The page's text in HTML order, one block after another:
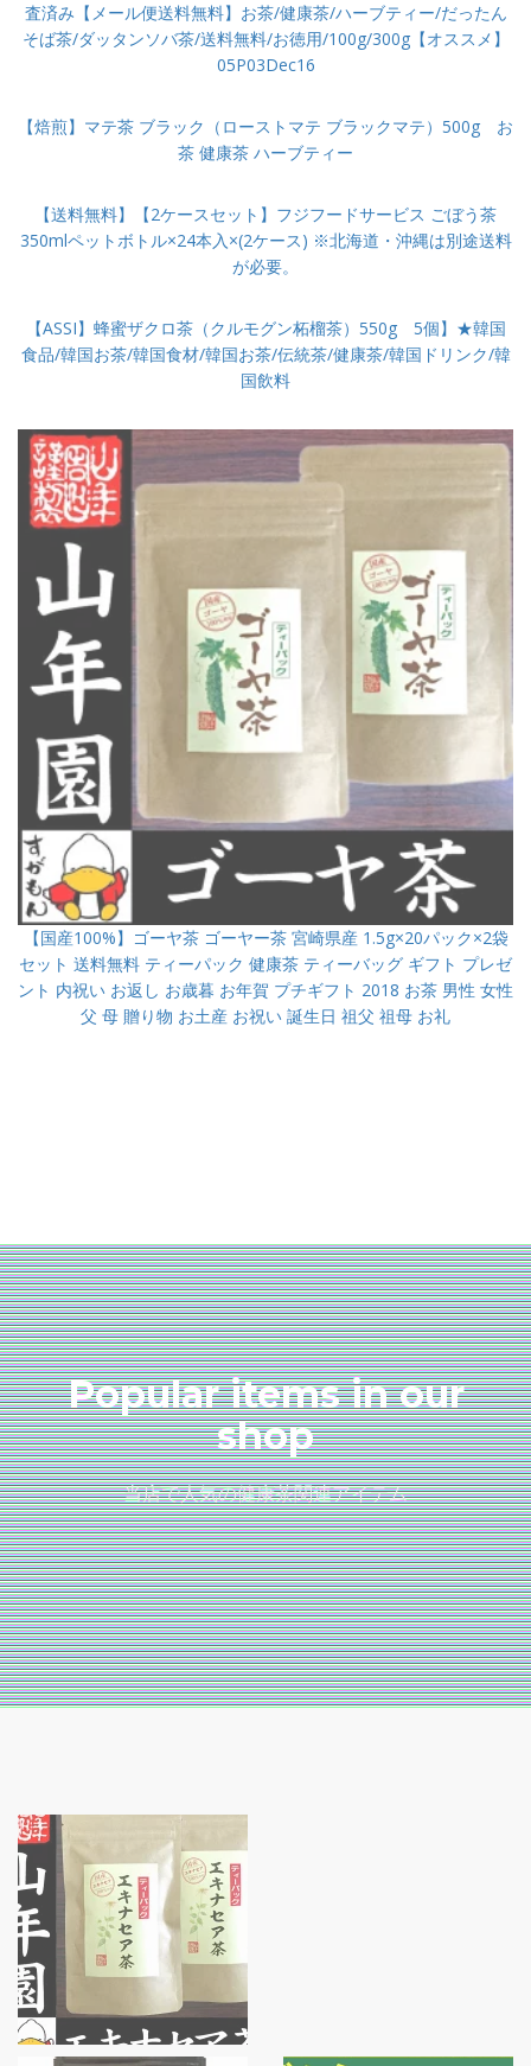
査済み【メール便送料無料】お茶/健康茶/ハーブティー/だったん
そば茶/ダッタンソバ茶/送料無料/お徳用/100g/300g【オススメ】
05P03Dec16
【焙煎】マテ茶 ブラック（ローストマテ ブラックマテ）500g お
茶 健康茶 ハーブティー
【送料無料】【2ケースセット】フジフードサービス ごぼう茶
350mlペットボトル×24本入×(2ケース) ※北海道・沖縄は別途送料
が必要。
【ASSI】蜂蜜ザクロ茶（クルモグン柘榴茶）550g 5個】★韓国
食品/韓国お茶/韓国食材/韓国お茶/伝統茶/健康茶/韓国ドリンク/韓
国飲料
【国産100%】ゴーヤ茶 ゴーヤー茶 宮崎県産 1.5g×20パック×2袋
セット 送料無料 ティーパック 健康茶 ティーバッグ ギフト プレゼ
ント 内祝い お返し お歳暮 お年賀 プチギフト 2018 お茶 男性 女性
父 母 贈り物 お土産 お祝い 誕生日 祖父 祖母 お礼
Popular items in our
shop
当店で人気の健康茶関連アイテム